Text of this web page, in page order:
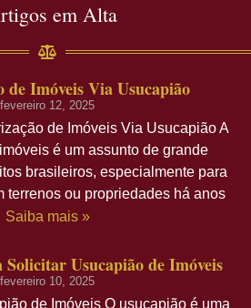
em Alta
de Imóveis Via Usucapião
fevereiro 12, 2025
de Imóveis Via Usucapião A
é um assunto de grande
brasileiros, especialmente para
terrenos ou propriedades há anos
Saiba mais »
Solicitar Usucapião de Imóveis
fevereiro 10, 2025
de Imóveis O usucapião é uma